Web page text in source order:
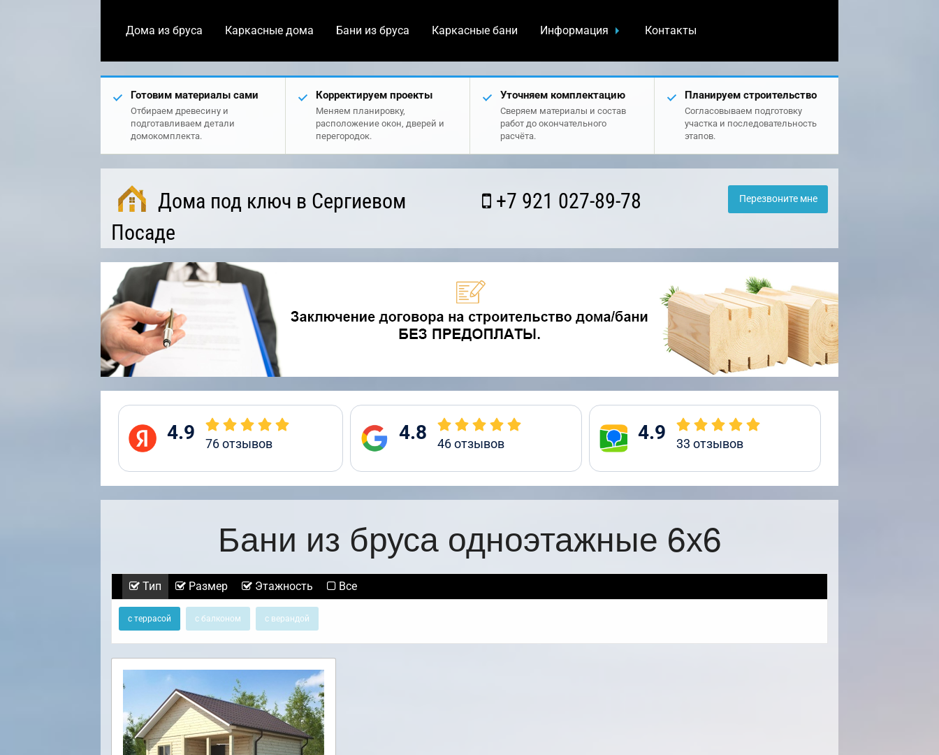
Дома из бруса Каркасные дома Бани из бруса Каркасные бани Информация Контакты
Готовим материалы сами
Отбираем древесину и
подготавливаем детали
домокомплекта.
Корректируем проекты
Меняем планировку,
расположение окон, дверей и
перегородок.
Уточняем комплектацию
Сверяем материалы и состав
работ до окончательного
расчёта.
Планируем строительство
Согласовываем подготовку
участка и последовательность
этапов.
Дома под ключ в Сергиевом
Посаде
+7 921 027-89-78 Перезвоните мне
4.9 76отзывов 4.8 46отзывов 4.9 33 отзывов
Бани из бруса одноэтажные 6х6
Тип Размер Этажность Все
с террасой с балконом с верандой